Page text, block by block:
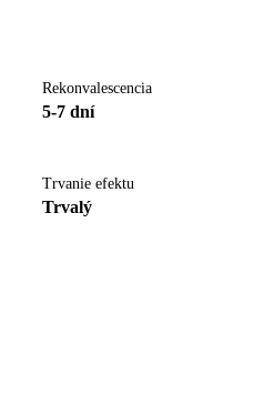
Rekonvalescencia
5-7 dní
Trvanie efektu
Trvalý